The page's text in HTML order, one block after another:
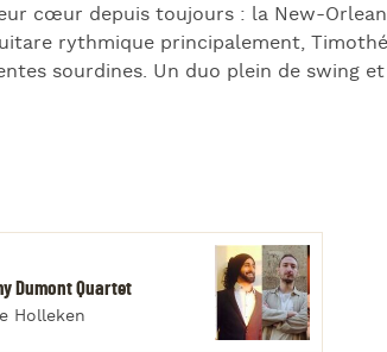
cœur depuis toujours : la New-
rythmique principalement,
sourdines. Un duo plein de swing
Dumont Quartet
Holleken